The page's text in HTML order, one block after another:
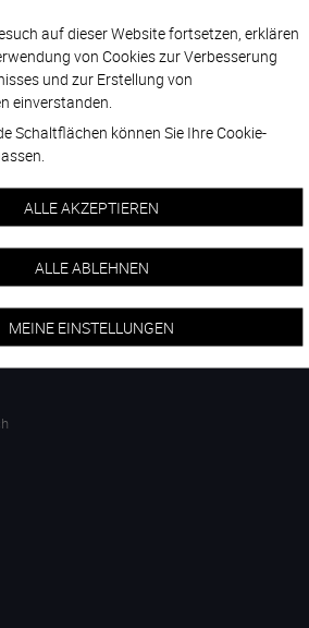
Übersetzer
auf dieser Website fortsetzen, erklären
von Cookies zur Verbesserung
und zur Erstellung von
einverstanden.
Schaltflächen können Sie Ihre Cookie-
ALLE AKZEPTIEREN
ALLE ABLEHNEN
MEINE EINSTELLUNGEN